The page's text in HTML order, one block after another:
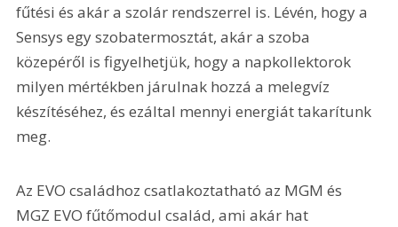
fűtési és akár a szolár rendszerrel is. Lévén, hogy a
Sensys egy szobatermosztát, akár a szoba
közepéről is figyelhetjük, hogy a napkollektorok
milyen mértékben járulnak hozzá a melegvíz
készítéséhez, és ezáltal mennyi energiát takarítunk
meg.
Az EVO családhoz csatlakoztatható az MGM és
MGZ EVO fűtőmodul család, ami akár hat